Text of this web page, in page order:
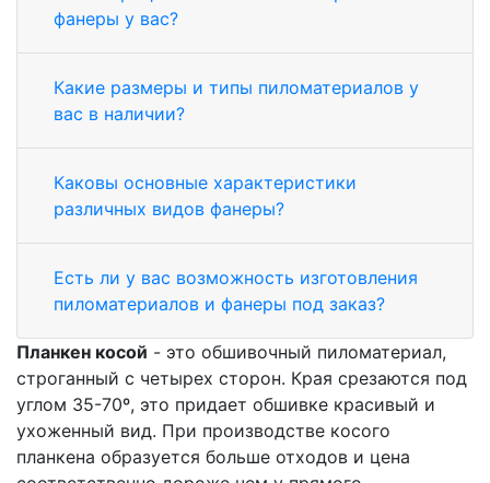
фанеры у вас?
Какие размеры и типы пиломатериалов у
вас в наличии?
Каковы основные характеристики
различных видов фанеры?
Есть ли у вас возможность изготовления
пиломатериалов и фанеры под заказ?
Планкен косой - это обшивочный пиломатериал,
строганный с четырех сторон. Края срезаются под
углом 35-70º, это придает обшивке красивый и
ухоженный вид. При производстве косого
планкена образуется больше отходов и цена